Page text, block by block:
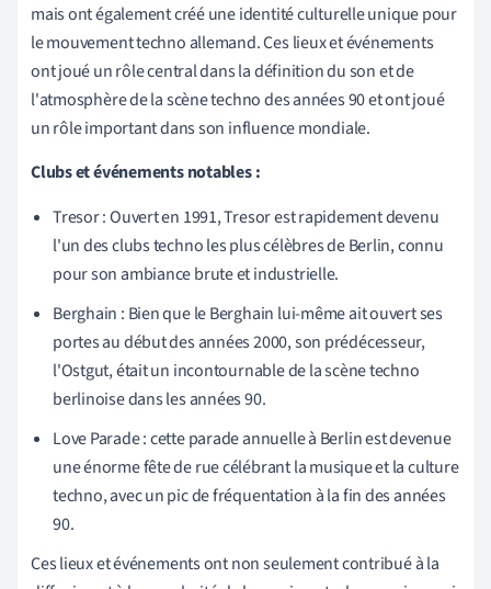
mais ont également créé une identité culturelle unique pour
le mouvement techno allemand. Ces lieux et événements
ont joué un rôle central dans la définition du son et de
l'atmosphère de la scène techno des années 90 et ont joué
un rôle important dans son influence mondiale.
Clubs et événements notables :
Tresor : Ouvert en 1991, Tresor est rapidement devenu
l'un des clubs techno les plus célèbres de Berlin, connu
pour son ambiance brute et industrielle.
Berghain : Bien que le Berghain lui-même ait ouvert ses
portes au début des années 2000, son prédécesseur,
l'Ostgut, était un incontournable de la scène techno
berlinoise dans les années 90.
Love Parade : cette parade annuelle à Berlin est devenue
une énorme fête de rue célébrant la musique et la culture
techno, avec un pic de fréquentation à la fin des années
90.
Ces lieux et événements ont non seulement contribué à la